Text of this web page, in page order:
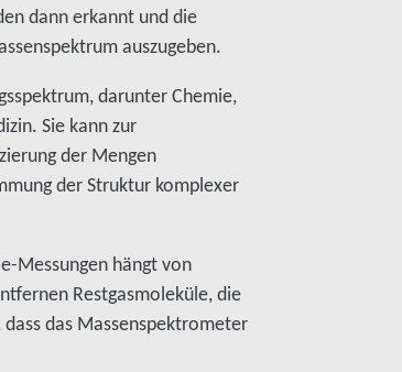
dann erkannt und die
auszugeben.
darunter Chemie,
Sie kann zur
der Mengen
der Struktur komplexer
Messungen hängt von
Restgasmoleküle, die
das Massenspektrometer